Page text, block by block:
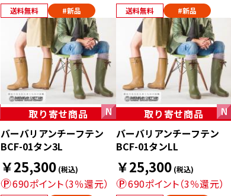
送料無料 #新品 送料無料 #新品
取り寄せ商品
バーバリアンチーフテン
BCF-01タン3L
￥25,300 (税込)
690ポイント（3％還元）
取り寄せ商品
バーバリアンチーフテン
BCF-01タンLL
￥25,300 (税込)
690ポイント（3％還元）